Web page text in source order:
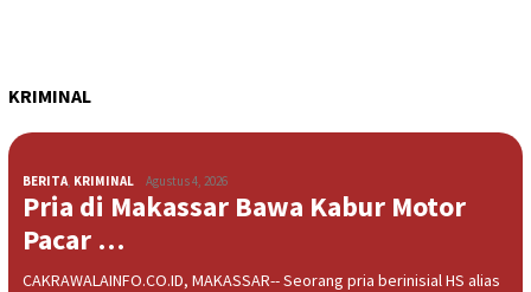
KRIMINAL
BERITA KRIMINAL Agustus 4, 2026
Pria di Makassar Bawa Kabur Motor
Pacar …
CAKRAWALAINFO.CO.ID, MAKASSAR-- Seorang pria berinisial HS alias